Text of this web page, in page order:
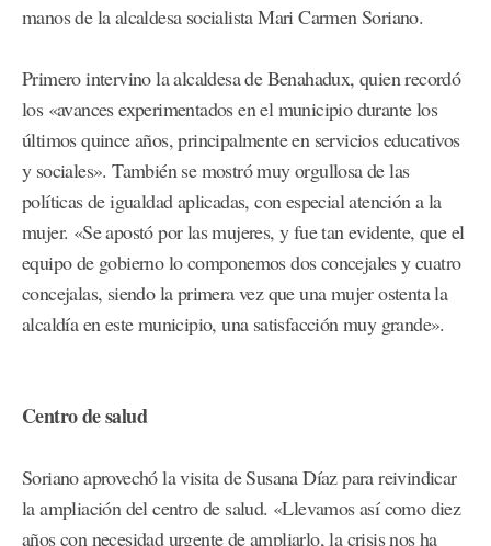
manos de la alcaldesa socialista Mari Carmen Soriano.
Primero intervino la alcaldesa de Benahadux, quien recordó
los «avances experimentados en el municipio durante los
últimos quince años, principalmente en servicios educativos
y sociales». También se mostró muy orgullosa de las
políticas de igualdad aplicadas, con especial atención a la
mujer. «Se apostó por las mujeres, y fue tan evidente, que el
equipo de gobierno lo componemos dos concejales y cuatro
concejalas, siendo la primera vez que una mujer ostenta la
alcaldía en este municipio, una satisfacción muy grande».
Centro de salud
Soriano aprovechó la visita de Susana Díaz para reivindicar
la ampliación del centro de salud. «Llevamos así como diez
años con necesidad urgente de ampliarlo, la crisis nos ha